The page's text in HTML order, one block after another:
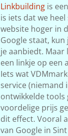
Linkbuildingis
is iets dat we
website hoger in
Google staat,
je aanbiedt.
een linkje op een
Iets wat
service (niemand
ontwikkelde tools
voordelige prijs
dit effect. Vooral
van Google in